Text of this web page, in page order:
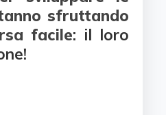
sfruttando
facile: il loro